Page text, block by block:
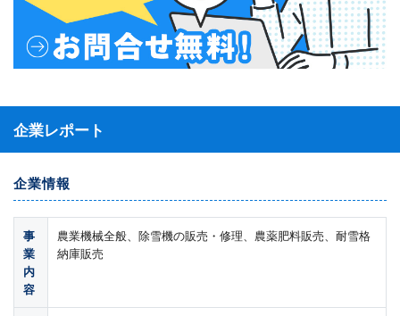
企業レポート
企業情報
事
業
内
容
農業機械全般、除雪機の販売・修理、農薬肥料販売、耐雪格
納庫販売